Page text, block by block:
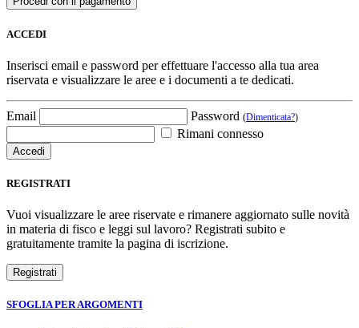
ACCEDI
Inserisci email e password per effettuare l'accesso alla tua area
riservata e visualizzare le aree e i documenti a te dedicati.
Email Password (Dimenticata?)
Rimani connesso
REGISTRATI
Vuoi visualizzare le aree riservate e rimanere aggiornato sulle novità
in materia di fisco e leggi sul lavoro? Registrati subito e
gratuitamente tramite la pagina di iscrizione.
SFOGLIA PER ARGOMENTI